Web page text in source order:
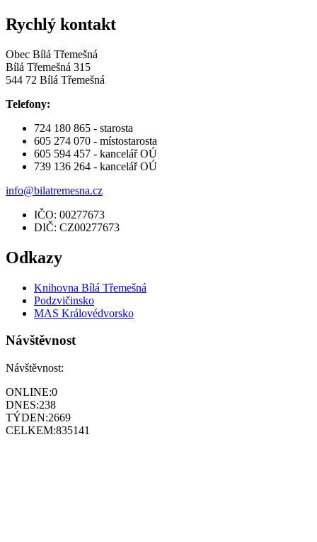
Rychlý kontakt
Obec Bílá Třemešná
Bílá Třemešná 315
544 72 Bílá Třemešná
Telefony:
724 180 865 - starosta
605 274 070 - místostarosta
605 594 457 - kancelář OÚ
739 136 264 - kancelář OÚ
info@bilatremesna.cz
IČO: 00277673
DIČ: CZ00277673
Odkazy
Knihovna Bílá Třemešná
Podzvičinsko
MAS Královédvorsko
Návštěvnost
Návštěvnost:
ONLINE:0
DNES:238
TÝDEN:2669
CELKEM:835141